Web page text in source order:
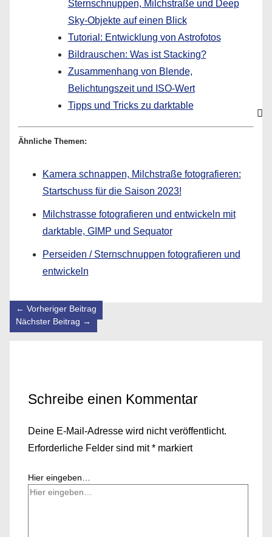
Sternschnuppen, Milchstraße und Deep
Sky-Objekte auf einen Blick
Tutorial: Entwicklung von Astrofotos
Bildrauschen: Was ist Stacking?
Zusammenhang von Blende,
Belichtungszeit und ISO-Wert
Tipps und Tricks zu darktable
Ähnliche Themen:
Kamera schnappen, Milchstraße fotografieren:
Startschuss für die Saison 2023!
Milchstrasse fotografieren und entwickeln mit
darktable, GIMP und Sequator
Perseiden / Sternschnuppen fotografieren und
entwickeln
← Vorheriger Beitrag
Nächster Beitrag →
Schreibe einen Kommentar
Deine E-Mail-Adresse wird nicht veröffentlicht.
Erforderliche Felder sind mit*markiert
Hier eingeben…